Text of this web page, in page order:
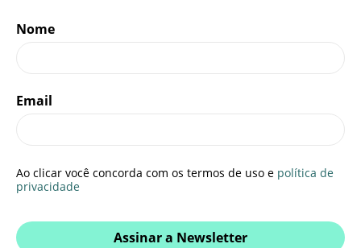
Nome
Email
Ao clicar você concorda com os termos de uso e política de
privacidade
Assinar a Newsletter